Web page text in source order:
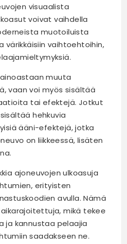
visuaalista
voivat vaihdella
muotoiluista
värikkäisiin vaihtoehtoihin,
muuta
vaan voi myös sisältää
tai efektejä. Jotkut
hehkuvia
ääni-efektejä, jotka
on liikkeessä, lisäten
ajoneuvojen ulkoasuja
erityisten
avulla. Nämä
mikä tekee
ja kannustaa pelaajia
saadakseen ne.